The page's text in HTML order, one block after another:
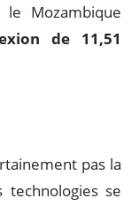
le Mozambique
de 11,51
pas la
se